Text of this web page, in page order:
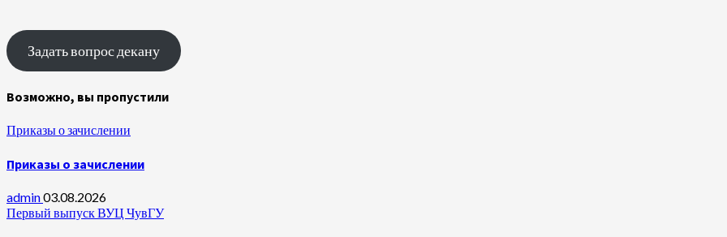
Задать вопрос декану
Возможно, вы пропустили
Приказы о зачислении
Приказы о зачислении
admin03.08.2026
Первый выпуск ВУЦ ЧувГУ